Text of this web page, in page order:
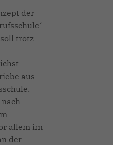
der
trotz
aus
allem im
der